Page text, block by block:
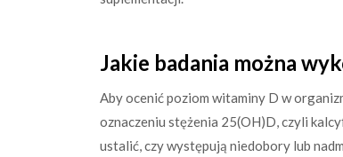
Jakie badania można
Aby ocenić poziom witaminy D w
oznaczeniu stężenia 25(OH)D, czyli
ustalić, czy występują niedobory lub